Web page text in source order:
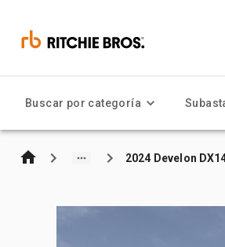
Buscar por categoría
2024 Develon